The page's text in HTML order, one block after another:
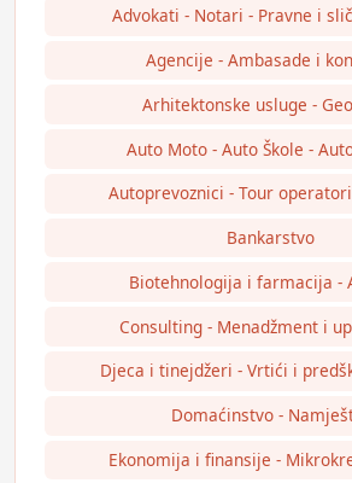
Advokati - Notari - Pravne i
Agencije - Ambasade i
Arhitektonske usluge -
Auto Moto - Auto Škole -
Autoprevoznici - Tour
Bankarstvo
Biotehnologija i farmacija -
Consulting - Menadžment i
Djeca i tinejdžeri - Vrtići i
Domaćinstvo -
Ekonomija i finansije -